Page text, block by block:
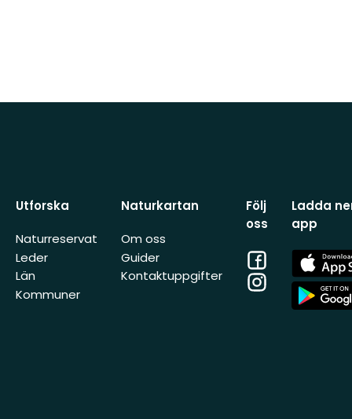
Utforska
Naturreservat
Leder
Län
Kommuner
Naturkartan
Om oss
Guider
Kontaktuppgifter
Följ
oss
Facebook
Instagram
Ladda
app
App
Store
App
Store